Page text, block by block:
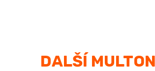
DALŠÍ